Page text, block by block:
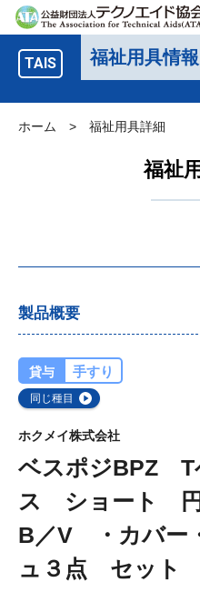
TAIS 福祉用具情
ホーム > 福祉用具詳細
福祉
製品概要
貸与 手すり
同じ種目
ホクメイ株式会社
ベスポジBPZ T
ス ショート
B／V ・カバー
ュ３点 セット